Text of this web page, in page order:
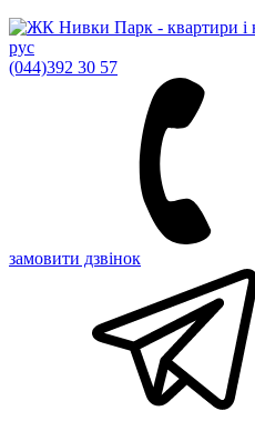
рус
(044)392 30 57
замовити дзвінок